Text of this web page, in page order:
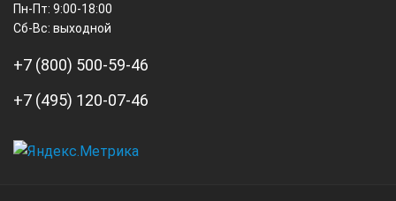
Пн-Пт: 9:00-18:00
Сб-Вс: выходной
+7 (800) 500-59-46
+7 (495) 120-07-46